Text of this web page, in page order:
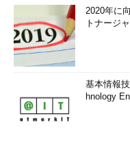
2020年に
トナージ
基本情報
hnology